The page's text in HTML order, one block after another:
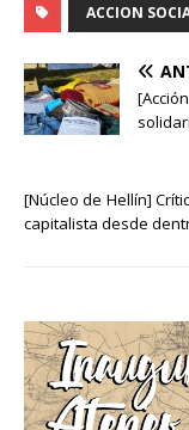
ACCION
[Núcleo de Hellín]
capitalista desde